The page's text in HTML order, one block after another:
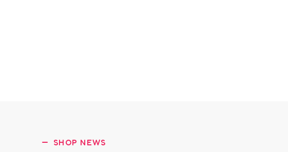
SHOP NEWS